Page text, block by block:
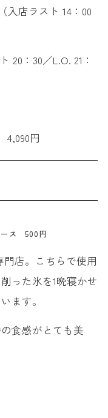
入店ラスト 14：00
20：30／L.O. 21：
4,090円
ース 500円
門店。こちらで使用
った氷を1晩寝かせ
ます。
食感がとても美